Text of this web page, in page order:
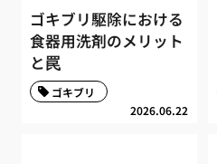
ゴキブリ駆除における
食器用洗剤のメリット
と罠
2026.06.22
ゴキブリ